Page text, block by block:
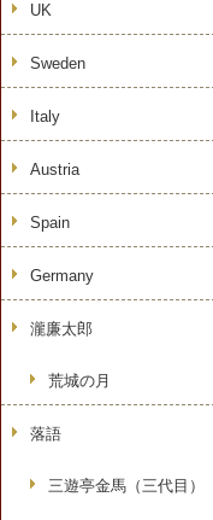
UK
Sweden
Italy
Austria
Spain
Germany
瀧廉太郎
荒城の月
落語
三遊亭金馬（三代目）